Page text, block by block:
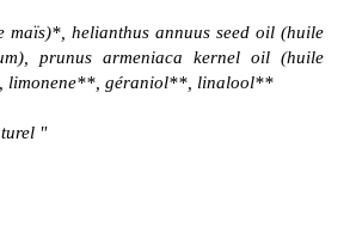
helianthus annuus seed oil (huile
prunus armeniaca kernel oil (huile
limonene**, géraniol**, linalool**
"